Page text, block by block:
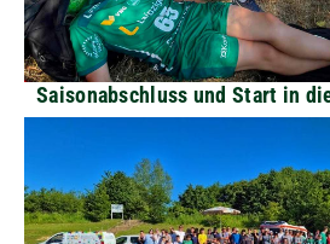
Saisonabschluss und Start in